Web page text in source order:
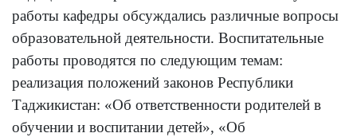
работы кафедры обсуждались различные вопросы
образовательной деятельности. Воспитательные
работы проводятся по следующим темам:
реализация положений законов Республики
Таджикистан: «Об ответственности родителей в
обучении и воспитании детей», «Об